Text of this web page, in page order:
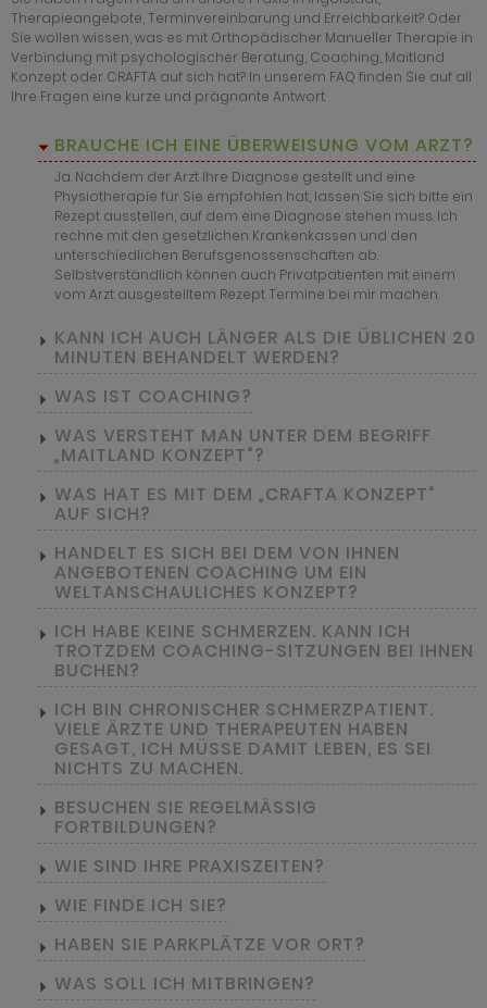
Therapieangebote, Terminvereinbarung und Erreichbarkeit? Oder
Sie wollen wissen, was es mit Orthopädischer Manueller Therapie in
Verbindung mit psychologischer Beratung, Coaching, Maitland
Konzept oder CRAFTA auf sich hat? In unserem FAQ finden Sie auf all
Ihre Fragen eine kurze und prägnante Antwort.
BRAUCHE ICH EINE ÜBERWEISUNG VOM ARZT?
Ja. Nachdem der Arzt Ihre Diagnose gestellt und eine
Physiotherapie für Sie empfohlen hat, lassen Sie sich bitte ein
Rezept ausstellen, auf dem eine Diagnose stehen muss. Ich
rechne mit den gesetzlichen Krankenkassen und den
unterschiedlichen Berufsgenossenschaften ab.
Selbstverständlich können auch Privatpatienten mit einem
vom Arzt ausgestelltem Rezept Termine bei mir machen.
KANN ICH AUCH LÄNGER ALS DIE ÜBLICHEN 20
MINUTEN BEHANDELT WERDEN?
WAS IST COACHING?
WAS VERSTEHT MAN UNTER DEM BEGRIFF
„MAITLAND KONZEPT“?
WAS HAT ES MIT DEM „CRAFTA KONZEPT“
AUF SICH?
HANDELT ES SICH BEI DEM VON IHNEN
ANGEBOTENEN COACHING UM EIN
WELTANSCHAULICHES KONZEPT?
ICH HABE KEINE SCHMERZEN. KANN ICH
TROTZDEM COACHING-SITZUNGEN BEI IHNEN
BUCHEN?
ICH BIN CHRONISCHER SCHMERZPATIENT.
VIELE ÄRZTE UND THERAPEUTEN HABEN
GESAGT, ICH MÜSSE DAMIT LEBEN, ES SEI
NICHTS ZU MACHEN.
BESUCHEN SIE REGELMÄSSIG F
ORTBILDUNGEN?
WIE SIND IHRE PRAXISZEITEN?
WIE FINDE ICH SIE?
HABEN SIE PARKPLÄTZE VOR ORT?
WAS SOLL ICH MITBRINGEN?